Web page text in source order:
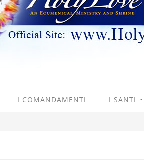
I COMANDAMENTI I SANTI